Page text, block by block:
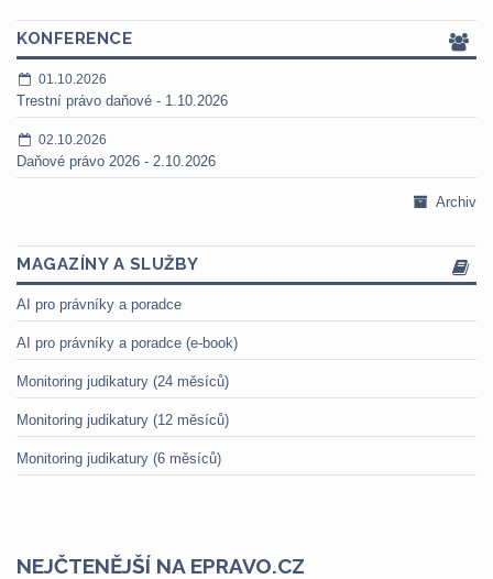
KONFERENCE
01.10.2026
Trestní právo daňové - 1.10.2026
02.10.2026
Daňové právo 2026 - 2.10.2026
Archiv
MAGAZÍNY A SLUŽBY
AI pro právníky a poradce
AI pro právníky a poradce (e-book)
Monitoring judikatury (24 měsíců)
Monitoring judikatury (12 měsíců)
Monitoring judikatury (6 měsíců)
NEJČTENĚJŠÍ NA EPRAVO.CZ